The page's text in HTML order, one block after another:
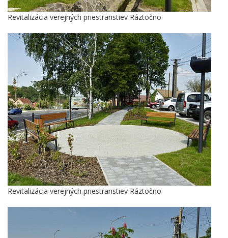
Revitalizácia verejných priestranstiev Ráztočno
Revitalizácia verejných priestranstiev Ráztočno